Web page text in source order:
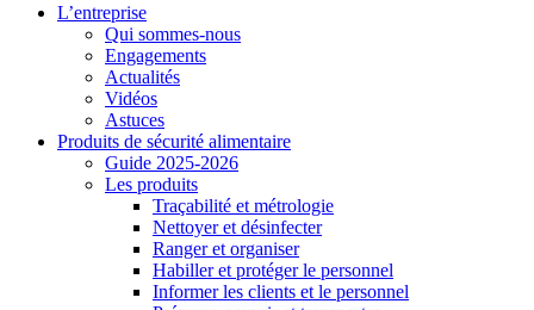
L’entreprise
Qui sommes-nous
Engagements
Actualités
Vidéos
Astuces
Produits de sécurité alimentaire
Guide 2025-2026
Les produits
Traçabilité et métrologie
Nettoyer et désinfecter
Ranger et organiser
Habiller et protéger le personnel
Informer les clients et le personnel